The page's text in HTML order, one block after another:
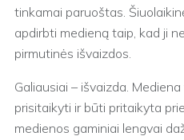
tinkamai paruoštas.
apdirbti medieną taip, kad ji
pirmutinės išvaizdos.
Galiausiai – išvaizda.
prisitaikyti ir būti pritaikyta
medienos gaminiai lengvai